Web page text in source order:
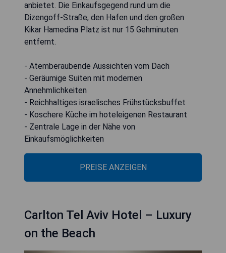
anbietet. Die Einkaufsgegend rund um die
Dizengoff-Straße, den Hafen und den großen
Kikar Hamedina Platz ist nur 15 Gehminuten
entfernt.
- Atemberaubende Aussichten vom Dach
- Geräumige Suiten mit modernen
Annehmlichkeiten
- Reichhaltiges israelisches Frühstücksbuffet
- Koschere Küche im hoteleigenen Restaurant
- Zentrale Lage in der Nähe von
Einkaufsmöglichkeiten
PREISE ANZEIGEN
Carlton Tel Aviv Hotel – Luxury
on the Beach